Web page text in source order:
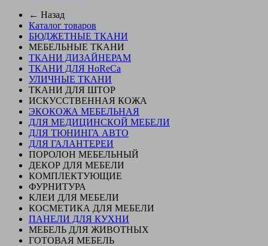
← Назад
Каталог товаров
БЮДЖЕТНЫЕ ТКАНИ
МЕБЕЛЬНЫЕ ТКАНИ
ТКАНИ ДИЗАЙНЕРАМ
ТКАНИ ДЛЯ HoReCa
УЛИЧНЫЕ ТКАНИ
ТКАНИ ДЛЯ ШТОР
ИСКУССТВЕННАЯ КОЖА
ЭКОКОЖА МЕБЕЛЬНАЯ
ДЛЯ МЕДИЦИНСКОЙ МЕБЕЛИ
ДЛЯ ТЮНИНГА АВТО
ДЛЯ ГАЛАНТЕРЕИ
ПОРОЛОН МЕБЕЛЬНЫЙ
ДЕКОР ДЛЯ МЕБЕЛИ
КОМПЛЕКТУЮЩИЕ
ФУРНИТУРА
КЛЕИ ДЛЯ МЕБЕЛИ
КОСМЕТИКА ДЛЯ МЕБЕЛИ
ПАНЕЛИ ДЛЯ КУХНИ
МЕБЕЛЬ ДЛЯ ЖИВОТНЫХ
ГОТОВАЯ МЕБЕЛЬ